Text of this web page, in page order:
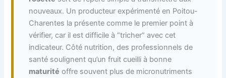
nouveaux. Un producteur expérimenté en Poitou-
Charentes la présente comme le premier point à
vérifier, car il est difficile à “tricher” avec cet
indicateur. Côté nutrition, des professionnels de
santé soulignent qu’un fruit cueilli à bonne
maturité offre souvent plus de micronutriments